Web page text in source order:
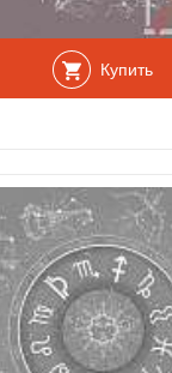
Купить